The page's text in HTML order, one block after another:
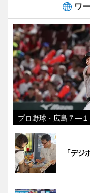
ワ
プロ野球・広島７―１
「デジ